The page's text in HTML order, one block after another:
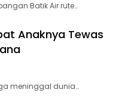
Batik Air rute…
Anaknya Tewas
meninggal dunia…